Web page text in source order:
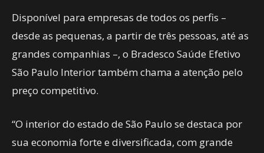
Disponível para empresas de todos os perfis –
desde as pequenas, a partir de três pessoas, até as
grandes companhias –, o Bradesco Saúde Efetivo
São Paulo Interior também chama a atenção pelo
preço competitivo.
“O interior do estado de São Paulo se destaca por
sua economia forte e diversificada, com grande